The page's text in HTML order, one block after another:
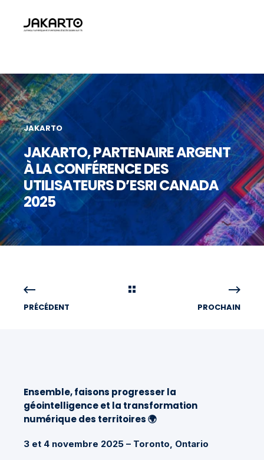
JAKARTO
JAKARTO, PARTENAIRE ARGENT
À LA CONFÉRENCE DES
UTILISATEURS D’ESRI CANADA
2025
PRÉCÉDENT PROCHAIN
Ensemble, faisons progresser la
géointelligence et la transformation
numérique des territoires 🌍
3 et 4 novembre 2025 – Toronto, Ontario